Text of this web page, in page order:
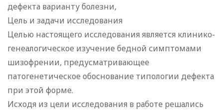
дефекта варианту болезни,
Цель и задачи исследования
Целью настоящего исследования является клинико-
генеалогическое изучение бедной симптомами
шизофрении, предусматривающее
патогенетическое обоснование типологии дефекта
при этой форме.
Исходя из цели исследования в работе решались